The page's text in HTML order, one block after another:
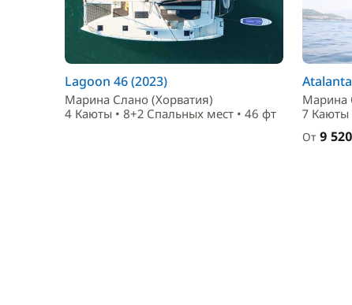
Lagoon 46 (2023)
Марина Слано (Хорватия)
4 Каюты • 8+2 Спальныx мест • 46 фт
Марина
7 Каюты
От 9